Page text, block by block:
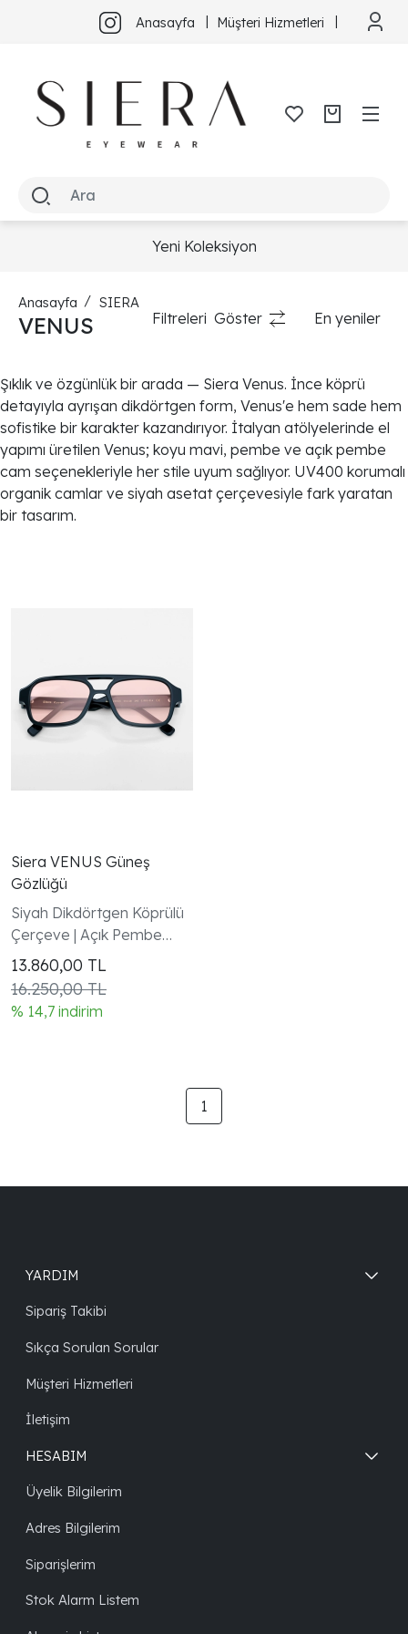
Anasayfa Müşteri Hizmetleri
Yeni Koleksiyon
Anasayfa SIERA
VENUS Filtreleri Göster En yeniler
Şıklık ve özgünlük bir arada — Siera Venus. İnce köprü
detayıyla ayrışan dikdörtgen form, Venus'e hem sade hem
sofistike bir karakter kazandırıyor. İtalyan atölyelerinde el
yapımı üretilen Venus; koyu mavi, pembe ve açık pembe
cam seçenekleriyle her stile uyum sağlıyor. UV400 korumalı
organik camlar ve siyah asetat çerçevesiyle fark yaratan
bir tasarım.
Siera VENUS Güneş
Gözlüğü
Siyah Dikdörtgen Köprülü
Çerçeve | Açık Pembe
Cam | El Yapımı -
Handmade in Italy |
UV400 | Garanti Dahil
13.860,00 TL
16.250,00 TL
% 14,7 indirim
1
YARDIM
Sipariş Takibi
Sıkça Sorulan Sorular
Müşteri Hizmetleri
İletişim
HESABIM
Üyelik Bilgilerim
Adres Bilgilerim
Siparişlerim
Stok Alarm Listem